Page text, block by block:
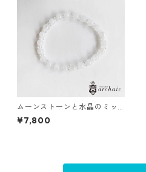
ムーンストーンと水晶のミッ
クスブレスレット（6mm）
¥7,800